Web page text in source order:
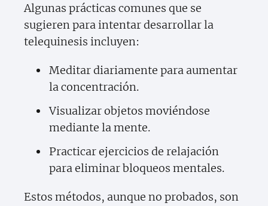
Algunas prácticas comunes que se
sugieren para intentar desarrollar la
telequinesis incluyen:
Meditar diariamente para aumentar
la concentración.
Visualizar objetos moviéndose
mediante la mente.
Practicar ejercicios de relajación
para eliminar bloqueos mentales.
Estos métodos, aunque no probados, son